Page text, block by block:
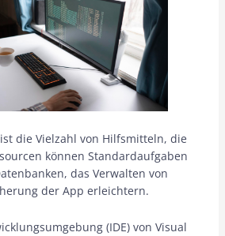
die Vielzahl von Hilfsmitteln, die
können Standardaufgaben
das Verwalten von
der App erleichtern.
(IDE) von Visual